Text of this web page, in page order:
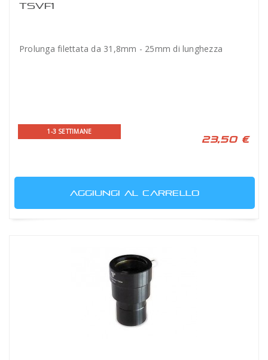
TSVF1
Prolunga filettata da 31,8mm - 25mm di lunghezza
1-3 SETTIMANE
23,50 €
AGGIUNGI AL CARRELLO